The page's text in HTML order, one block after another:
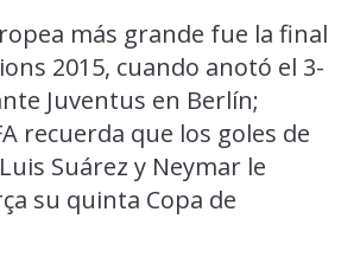
más grande fue la final
2015, cuando anotó el 3-
Juventus en Berlín;
recuerda que los goles de
Suárez y Neymar le
su quinta Copa de